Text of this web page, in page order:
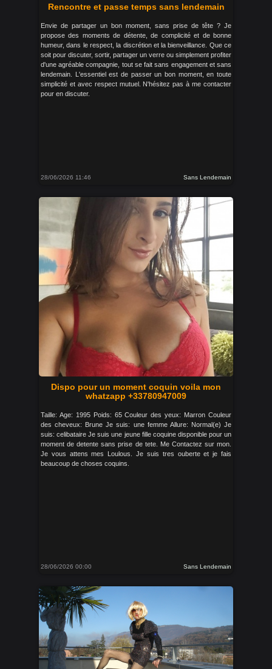
Rencontre et passe temps sans lendemain
Envie de partager un bon moment, sans prise de tête ? Je
propose des moments de détente, de complicité et de bonne
humeur, dans le respect, la discrétion et la bienveillance. Que ce
soit pour discuter, sortir, partager un verre ou simplement profiter
d'une agréable compagnie, tout se fait sans engagement et sans
lendemain. L'essentiel est de passer un bon moment, en toute
simplicité et avec respect mutuel. N'hésitez pas à me contacter
pour en discuter.
28/06/2026 11:46 Sans Lendemain
Dispo pour un moment coquin voila mon
whatzapp +33780947009
Taille: Age: 1995 Poids: 65 Couleur des yeux: Marron Couleur
des cheveux: Brune Je suis: une femme Allure: Normal(e) Je
suis: celibataire Je suis une jeune fille coquine disponible pour un
moment de detente sans prise de tete. Me Contactez sur mon.
Je vous attens mes Loulous. Je suis tres ouberte et je fais
beaucoup de choses coquins.
28/06/2026 00:00 Sans Lendemain